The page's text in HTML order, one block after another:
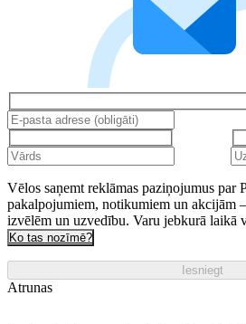
Vēlos saņemt reklāmas paziņojumus par
pakalpojumiem, notikumiem un akcijām
izvēlēm un uzvedību. Varu jebkurā laikā
Ko tas nozīmē?
Iesniegt
Atrunas